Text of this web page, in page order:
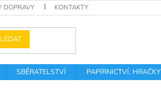
DOPRAVY KONTAKTY
SBĚRATELSTVÍ PAPÍRNICTVÍ, HRAČKY